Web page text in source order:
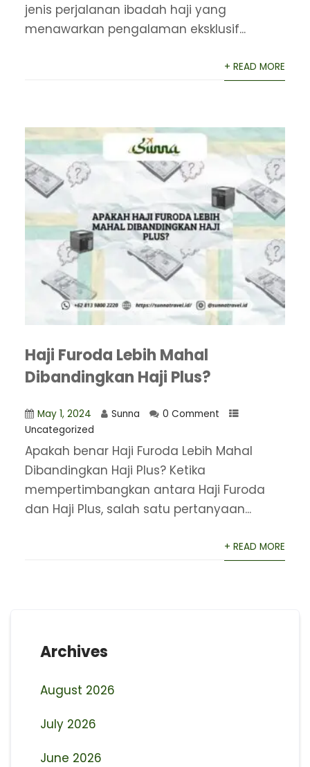
jenis perjalanan ibadah haji yang
menawarkan pengalaman eksklusif...
+ READ MORE
Haji Furoda Lebih Mahal
Dibandingkan Haji Plus?
May 1, 2024 Sunna
0 Comment
Uncategorized
Apakah benar Haji Furoda Lebih Mahal
Dibandingkan Haji Plus? Ketika
mempertimbangkan antara Haji Furoda
dan Haji Plus, salah satu pertanyaan...
+ READ MORE
Archives
August 2026
July 2026
June 2026